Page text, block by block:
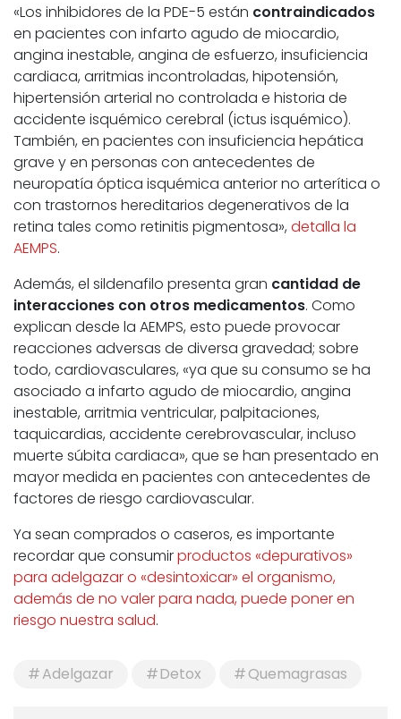
«Los inhibidores de la PDE-5 están contraindicados
en pacientes con infarto agudo de miocardio,
angina inestable, angina de esfuerzo, insuficiencia
cardiaca, arritmias incontroladas, hipotensión,
hipertensión arterial no controlada e historia de
accidente isquémico cerebral (ictus isquémico).
También, en pacientes con insuficiencia hepática
grave y en personas con antecedentes de
neuropatía óptica isquémica anterior no arterítica o
con trastornos hereditarios degenerativos de la
retina tales como retinitis pigmentosa», detalla la
AEMPS.
Además, el sildenafilo presenta gran cantidad de
interacciones con otros medicamentos. Como
explican desde la AEMPS, esto puede provocar
reacciones adversas de diversa gravedad; sobre
todo, cardiovasculares, «ya que su consumo se ha
asociado a infarto agudo de miocardio, angina
inestable, arritmia ventricular, palpitaciones,
taquicardias, accidente cerebrovascular, incluso
muerte súbita cardiaca», que se han presentado en
mayor medida en pacientes con antecedentes de
factores de riesgo cardiovascular.
Ya sean comprados o caseros, es importante
recordar que consumirproductos «depurativos»
para adelgazar o «desintoxicar» el organismo,
además de no valer para nada, puede poner en
riesgo nuestra salud.
Adelgazar Detox Quemagrasas